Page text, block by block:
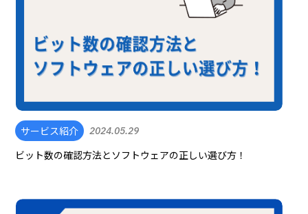
サービス紹介 2024.05.29
ビット数の確認方法とソフトウェアの正しい選び方！